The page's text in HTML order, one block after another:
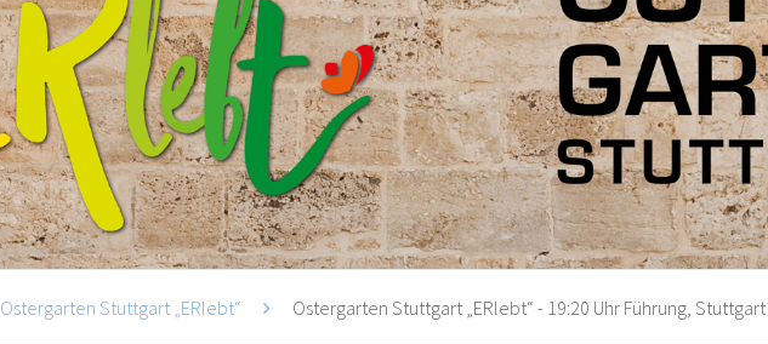
Ostergarten Stuttgart „ERlebt“ Ostergarten Stuttgart „ERlebt“ - 19:20 Uhr Führung, Stuttgart